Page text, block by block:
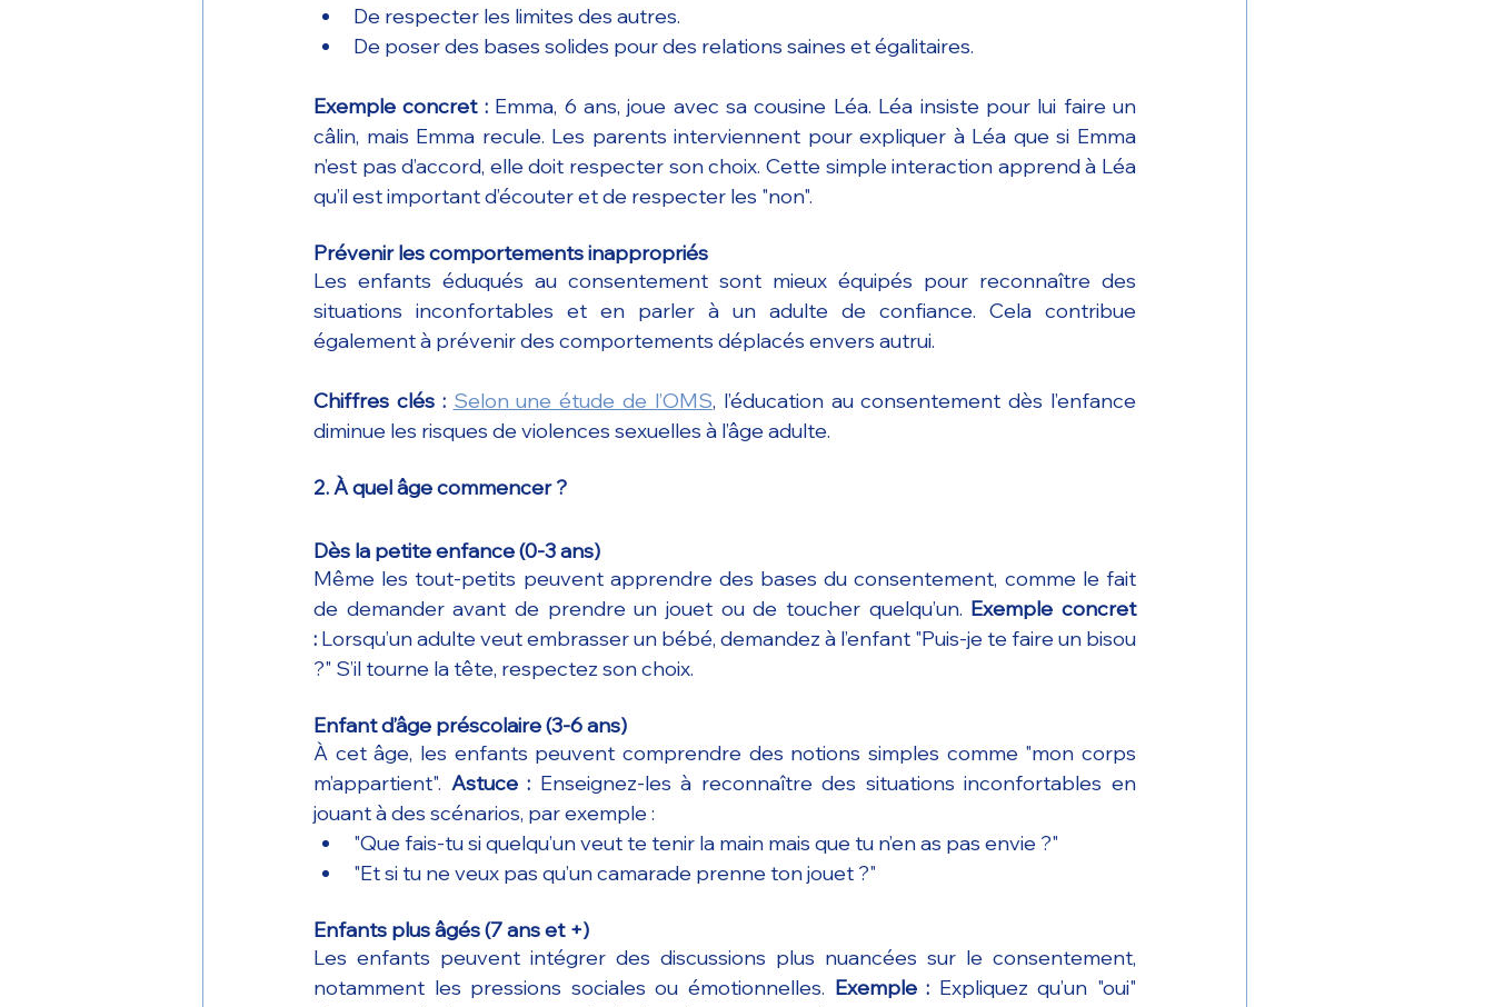
De respecter les limites des autres.
De poser des bases solides pour des relations saines et égalitaires.
Exemple concret : Emma, 6 ans, joue avec sa cousine Léa. Léa insiste pour lui faire un
câlin, mais Emma recule. Les parents interviennent pour expliquer à Léa que si Emma
n’est pas d’accord, elle doit respecter son choix. Cette simple interaction apprend à Léa
qu’il est important d’écouter et de respecter les "non".
Prévenir les comportements inappropriés
Les enfants éduqués au consentement sont mieux équipés pour reconnaître des
situations inconfortables et en parler à un adulte de confiance. Cela contribue
également à prévenir des comportements déplacés envers autrui.
Chiffres clés : Selon une étude de l’OMS, l’éducation au consentement dès l’enfance
diminue les risques de violences sexuelles à l’âge adulte.
2. À quel âge commencer ?
Dès la petite enfance (0-3 ans)
Même les tout-petits peuvent apprendre des bases du consentement, comme le fait
de demander avant de prendre un jouet ou de toucher quelqu’un. Exemple concret
: Lorsqu’un adulte veut embrasser un bébé, demandez à l’enfant "Puis-je te faire un bisou
?" S’il tourne la tête, respectez son choix.
Enfant d’âge préscolaire (3-6 ans)
À cet âge, les enfants peuvent comprendre des notions simples comme "mon corps
m’appartient". Astuce : Enseignez-les à reconnaître des situations inconfortables en
jouant à des scénarios, par exemple :
"Que fais-tu si quelqu’un veut te tenir la main mais que tu n’en as pas envie ?"
"Et si tu ne veux pas qu’un camarade prenne ton jouet ?"
Enfants plus âgés (7 ans et +)
Les enfants peuvent intégrer des discussions plus nuancées sur le consentement,
notamment les pressions sociales ou émotionnelles. Exemple : Expliquez qu’un "oui"